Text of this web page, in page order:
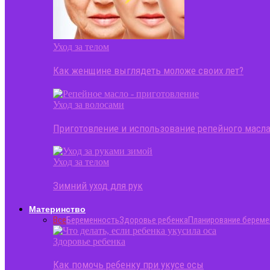
Уход за телом
Как женщине выглядеть моложе своих лет?
Уход за волосами
Приготовление и использование репейного
Уход за телом
Зимний уход для рук
Материнство
ВсеБеременностьЗдоровье ребенкаПланирование
Здоровье ребенка
Как помочь ребенку при укусе осы